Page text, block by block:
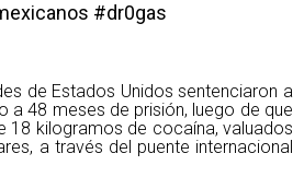
#dr0gas
de Estados Unidos sentenciaron a
a 48 meses de prisión, luego de que
18 kilogramos de cocaína, valuados
a través del puente internacional